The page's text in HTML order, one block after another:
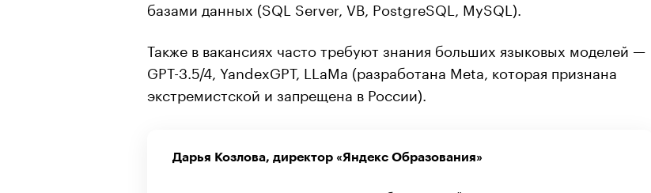
базами данных (SQL Server, VB, PostgreSQL, MySQL).
Также в вакансиях часто требуют знания больших языковых моделей —
GPT-3.5/4, YandexGPT, LLaMa (разработана Meta, которая признана
экстремистской и запрещена в России).
Дарья Козлова, директор «Яндекс Образования»